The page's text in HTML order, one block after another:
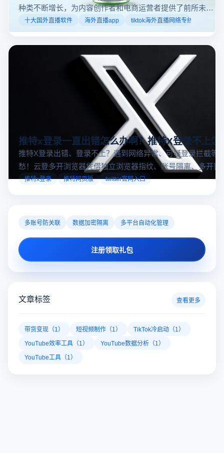
种类不断增长，为内容创作者和电商运营者提供了前所未有
的机遇。如果你是一个跨境电商从业者，想要了解2025年十
大国外直播软件排行榜，那么你来对地方了！接下来跟着云
登多开浏览器一起来了解海外直播平台哪些最受欢迎。
十大国外直播软件 海外直播app tiktok海外直播网络专线
推特x登录一直出错怎么办啊？推特X登录不上怎
推特X登录出错、登录不上？遇到网络异常、可疑登录拦截等
愁！云登多开浏览器凭借独立浏览器指纹、账号隔离、多开窗
对性解决登录难题，让推特X登录更稳定安全～
推特x登录 推特网页版 twitter官网入口
多账号防关联 数据加密隔离 多平台自动化管理
注册领取礼包
文章标签 查看更多
带货变现（1） 短视频制作（1）
TikTok冷启动（1）
YouTube效率工具（1）
YouTube数据分析（1）
YouTube工具（1）